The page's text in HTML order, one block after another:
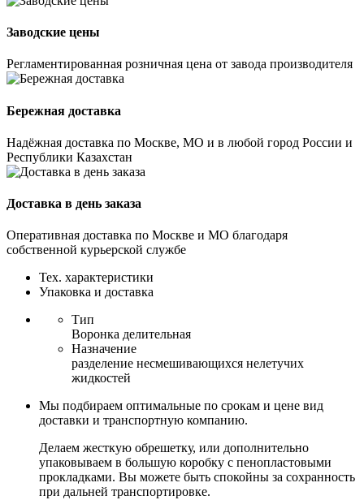
Заводские цены
Регламентированная розничная цена от завода производителя
Бережная доставка
Надёжная доставка по Москве, МО и в любой город России и
Республики Казахстан
Доставка в день заказа
Оперативная доставка по Москве и МО благодаря
собственной курьерской службе
Тех. характеристики
Упаковка и доставка
Тип
Воронка делительная
Назначение
разделение несмешивающихся нелетучих
жидкостей
Мы подбираем оптимальные по срокам и цене вид
доставки и транспортную компанию.
Делаем жесткую обрешетку, или дополнительно
упаковываем в большую коробку с пенопластовыми
прокладками. Вы можете быть спокойны за сохранность
при дальней транспортировке.